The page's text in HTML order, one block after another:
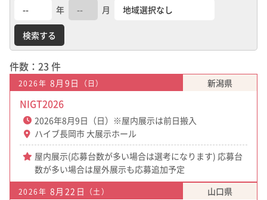
年 月
件数：23 件
2026年 8月9日 （日） 新潟県
NIGT2026
2026年8月9日（日）※屋内展示は前日搬入
ハイブ長岡市 大展示ホール
屋内展示(応募台数が多い場合は選考になります) 応募台
数が多い場合は屋外展示も応募追加予定
2026年 8月22日 （土） 山口県